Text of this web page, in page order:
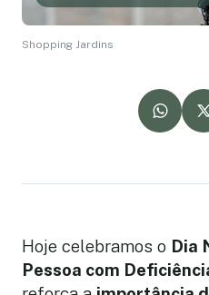
Shopping Jardins
Hoje celebramos o Dia
Pessoa com